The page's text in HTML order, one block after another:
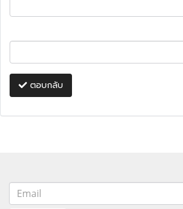
ตอบกลับ